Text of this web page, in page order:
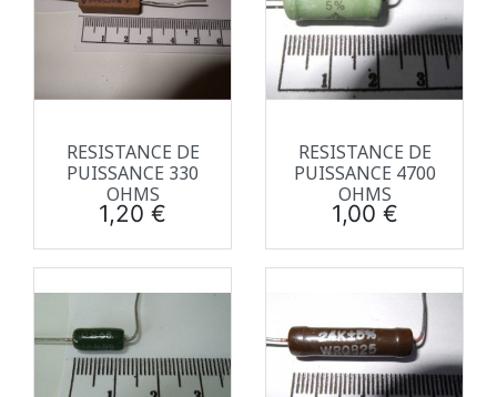
RESISTANCE DE
PUISSANCE 330
OHMS
Prix
1,20 €
RESISTANCE DE
PUISSANCE 4700
OHMS
Prix
1,00 €